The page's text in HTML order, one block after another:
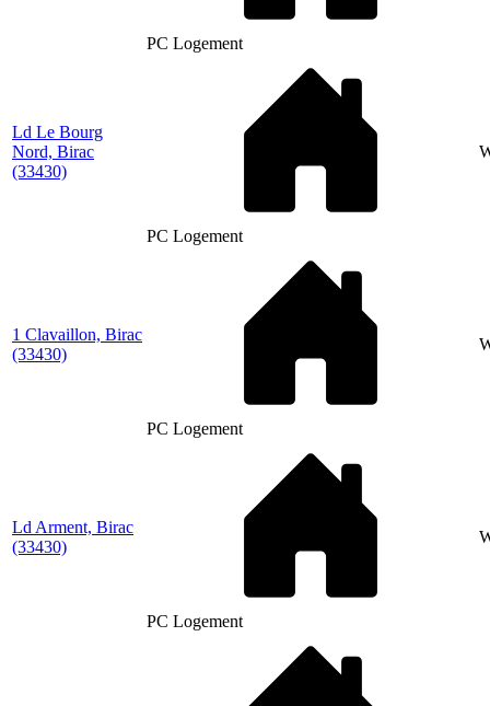
PC Logement
Ld Le Bourg
Nord, Birac
(33430)
PC Logement
1 Clavaillon, Birac
(33430)
PC Logement
Ld Arment, Birac
(33430)
PC Logement